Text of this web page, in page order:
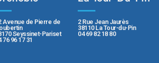
Avenue de Pierre de
Seyssinet-Pariset
76 96 17 31
2 Rue Jean Jaurès
38110 La Tour-du-Pin
04 69 82 18 80